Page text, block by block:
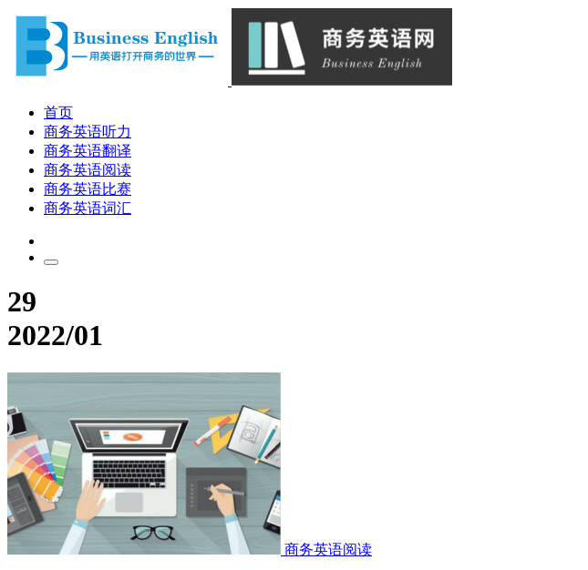
首页
商务英语听力
商务英语翻译
商务英语阅读
商务英语比赛
商务英语词汇
29
2022/01
商务英语阅读